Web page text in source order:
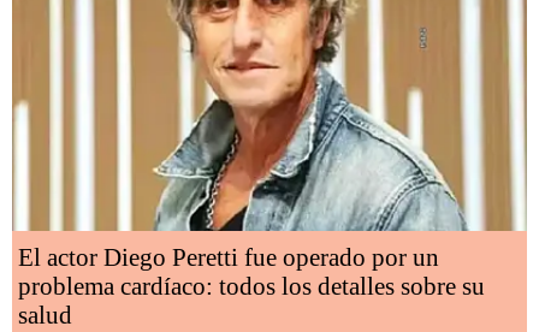
El actor Diego Peretti fue operado por un
problema cardíaco: todos los detalles sobre su
salud